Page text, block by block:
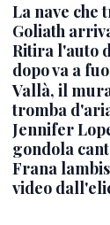
La nave che
Goliath
Ritira l'auto
dopo va a
Vallà, il
tromba
Jennifer
gondola
Frana
video